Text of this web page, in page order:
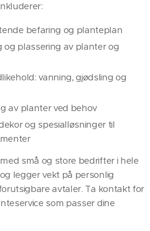
befaring og planteplan
og plassering av planter og
vanning, gjødsling og
av planter ved behov
og spesialløsninger til
små og store bedrifter i hele
legger vekt på personlig
avtaler. Ta kontakt for
som passer dine